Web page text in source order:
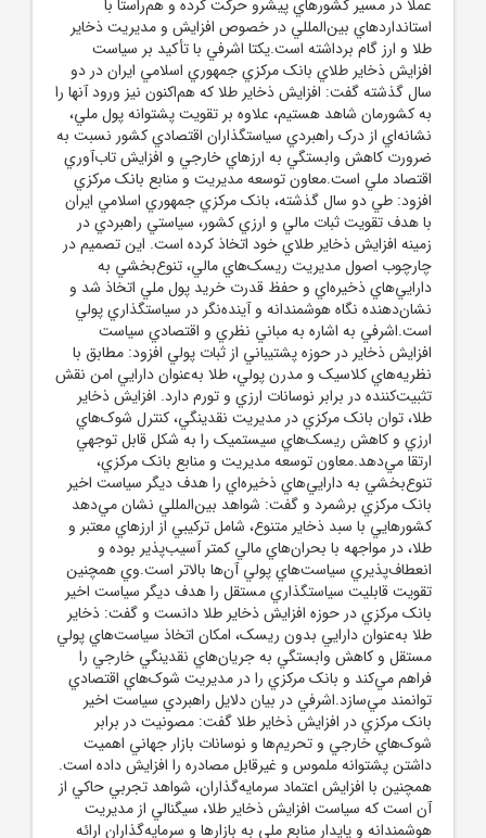
عملاً در مسير کشورهاي پيشرو حرکت کرده و هم‌راستا با
استانداردهاي بين‌المللي در خصوص افزايش و مديريت ذخاير
طلا و ارز گام برداشته است.يکتا اشرفي با تأکيد بر سياست
افزايش ذخاير طلاي بانک مرکزي جمهوري اسلامي ايران در دو
سال گذشته گفت: افزايش ذخاير طلا که هم‌اکنون نيز ورود آنها را
به کشورمان شاهد هستيم، علاوه بر تقويت پشتوانه پول ملي،
نشانه‌اي از درک راهبردي سياستگذاران اقتصادي کشور نسبت به
ضرورت کاهش وابستگي به ارزهاي خارجي و افزايش تاب‌آوري
اقتصاد ملي است.معاون توسعه مديريت و منابع بانک مرکزي
افزود: طي دو سال گذشته، بانک مرکزي جمهوري اسلامي ايران
با هدف تقويت ثبات مالي و ارزي کشور، سياستي راهبردي در
زمينه افزايش ذخاير طلاي خود اتخاذ کرده است. اين تصميم در
چارچوب اصول مديريت ريسک‌هاي مالي، تنوع‌بخشي به
دارايي‌هاي ذخيره‌اي و حفظ قدرت خريد پول ملي اتخاذ شد و
نشان‌دهنده نگاه هوشمندانه و آينده‌نگر در سياستگذاري پولي
است.اشرفي به اشاره به مباني نظري و اقتصادي سياست
افزايش ذخاير در حوزه پشتيباني از ثبات پولي افزود: مطابق با
نظريه‌هاي کلاسيک و مدرن پولي، طلا به‌عنوان دارايي امن نقش
تثبيت‌کننده در برابر نوسانات ارزي و تورم دارد. افزايش ذخاير
طلا، توان بانک مرکزي در مديريت نقدينگي، کنترل شوک‌هاي
ارزي و کاهش ريسک‌هاي سيستميک را به شکل قابل توجهي
ارتقا مي‌دهد.معاون توسعه مديريت و منابع بانک مرکزي،
تنوع‌بخشي به دارايي‌هاي ذخيره‌اي را هدف ديگر سياست اخير
بانک مرکزي برشمرد و گفت: شواهد بين‌المللي نشان مي‌دهد
کشورهايي با سبد ذخاير متنوع، شامل ترکيبي از ارزهاي معتبر و
طلا، در مواجهه با بحران‌هاي مالي کمتر آسيب‌پذير بوده و
انعطاف‌پذيري سياست‌هاي پولي آن‌ها بالاتر است.وي همچنين
تقويت قابليت سياستگذاري مستقل را هدف ديگر سياست اخير
بانک مرکزي در حوزه افزايش ذخاير طلا دانست و گفت: ذخاير
طلا به‌عنوان دارايي بدون ريسک، امکان اتخاذ سياست‌هاي پولي
مستقل و کاهش وابستگي به جريان‌هاي نقدينگي خارجي را
فراهم مي‌کند و بانک مرکزي را در مديريت شوک‌هاي اقتصادي
توانمند مي‌سازد.اشرفي در بيان دلايل راهبردي سياست اخير
بانک مرکزي در افزايش ذخاير طلا گفت: مصونيت در برابر
شوک‌هاي خارجي و تحريم‌ها و نوسانات بازار جهاني اهميت
داشتن پشتوانه ملموس و غيرقابل مصادره را افزايش داده است.
همچنين با افزايش اعتماد سرمايه‌گذاران، شواهد تجربي حاکي از
آن است که سياست افزايش ذخاير طلا، سيگنالي از مديريت
هوشمندانه و پايدار منابع ملي به بازارها و سرمايه‌گذاران ارائه